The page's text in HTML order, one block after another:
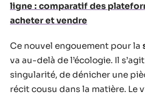
ligne : comparatif des
acheter et vendre
Ce nouvel engouement pour la
va au-delà de l’écologie. Il
singularité, de dénicher une
récit cousu dans la matière. Le